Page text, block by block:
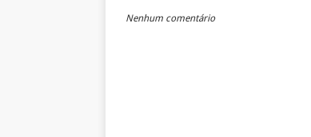
Nenhum comentário